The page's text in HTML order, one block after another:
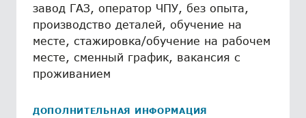
завод ГАЗ, оператор ЧПУ, без опыта,
производство деталей, обучение на
месте, стажировка/обучение на рабочем
месте, сменный график, вакансия с
проживанием
ДОПОЛНИТЕЛЬНАЯ ИНФОРМАЦИЯ